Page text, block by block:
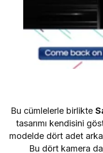
Bu cümlelerle birlikte
tasarımı kendisini
modelde dört adet
Bu dört kamera